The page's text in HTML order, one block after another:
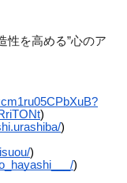
性を高める”心のア
)
)
)
)